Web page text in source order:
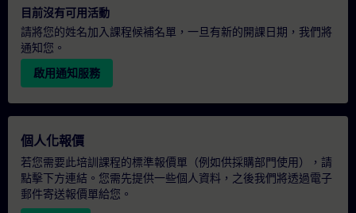
目前沒有可用活動
請將您的姓名加入課程候補名單，一旦有新的開課日期，我們將
通知您。
啟用通知服務
個人化報價
若您需要此培訓課程的標準報價單（例如供採購部門使用），請
點擊下方連結。您需先提供一些個人資料，之後我們將透過電子
郵件寄送報價單給您。